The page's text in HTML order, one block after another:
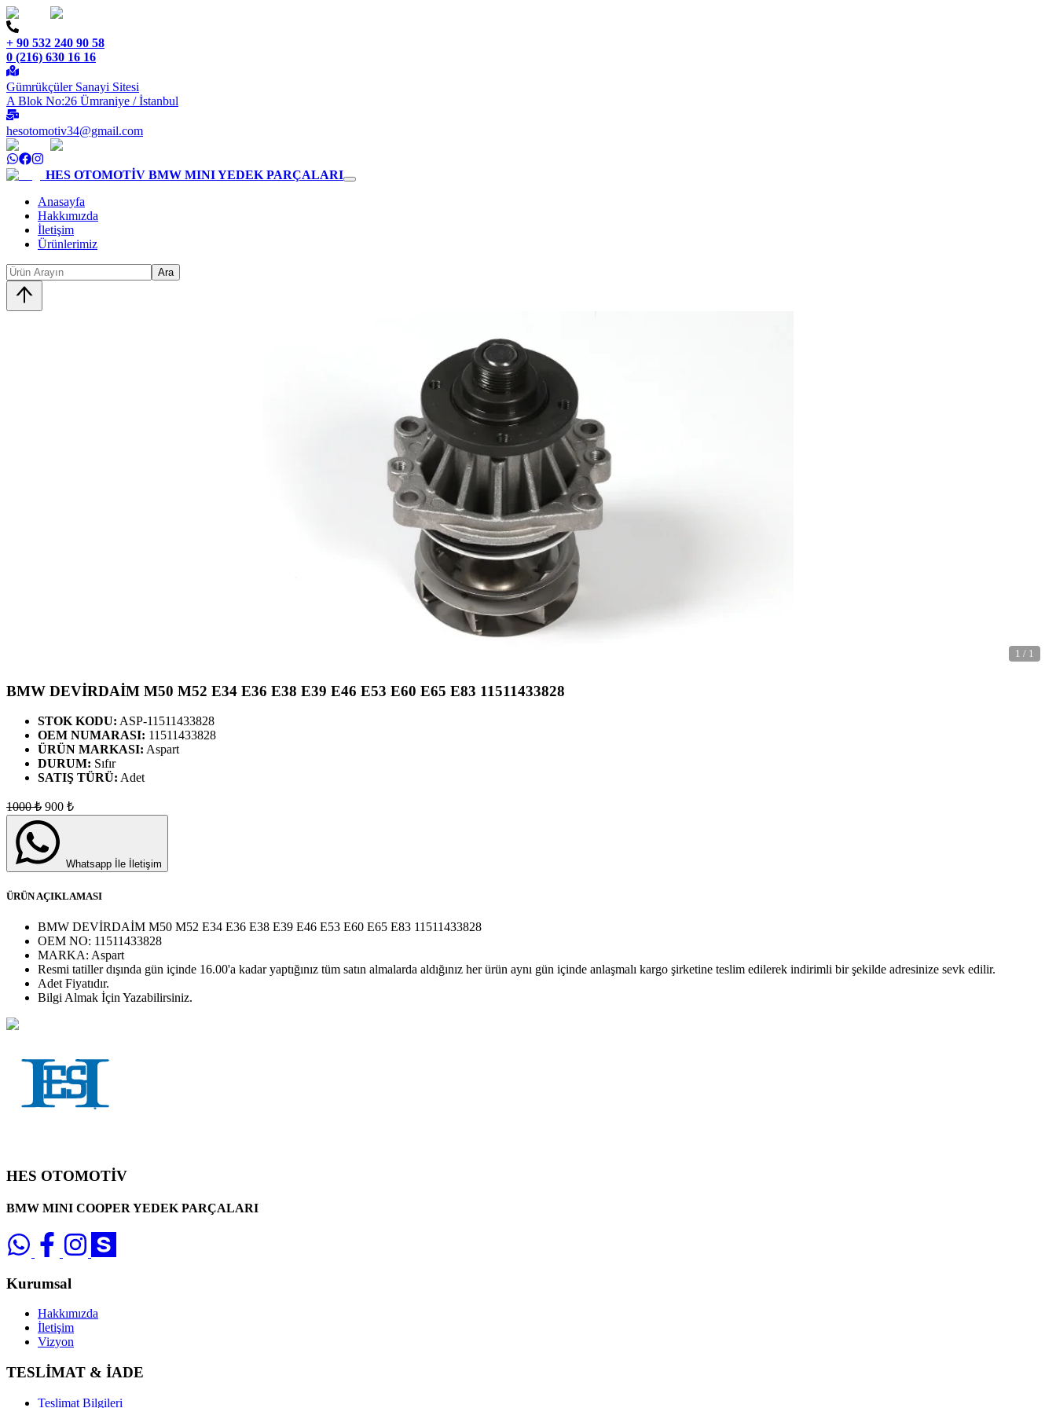
+ 90 532 240 90 58
0 (216) 630 16 16
Gümrükçüler Sanayi Sitesi
A Blok No:26 Ümraniye / İstanbul
hesotomotiv34@gmail.com
HES OTOMOTİV BMW MINI YEDEK PARÇALARI
Anasayfa
Hakkımızda
İletişim
Ürünlerimiz
Ara
1 / 1
BMW DEVİRDAİM M50 M52 E34 E36 E38 E39 E46 E53 E60 E65 E83 11511433828
STOK KODU: ASP-11511433828
OEM NUMARASI: 11511433828
ÜRÜN MARKASI: Aspart
DURUM: Sıfır
SATIŞ TÜRÜ: Adet
1000₺ 900 ₺
Whatsapp İle İletişim
ÜRÜN AÇIKLAMASI
BMW DEVİRDAİM M50 M52 E34 E36 E38 E39 E46 E53 E60 E65 E83 11511433828
OEM NO: 11511433828
MARKA: Aspart
Resmi tatiller dışında gün içinde 16.00'a kadar yaptığınız tüm satın almalarda aldığınız her ürün aynı gün içinde anlaşmalı kargo şirketine teslim edilerek indirimli bir şekilde adresinize sevk edilir.
Adet Fiyatıdır.
Bilgi Almak İçin Yazabilirsiniz.
HES OTOMOTİV
BMW MINI COOPER YEDEK PARÇALARI
Kurumsal
Hakkımızda
İletişim
Vizyon
TESLİMAT & İADE
Teslimat Bilgileri